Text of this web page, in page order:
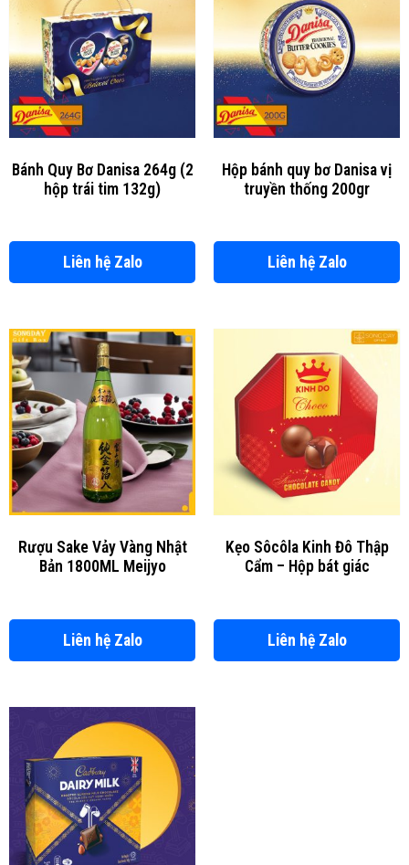
Bánh Quy Bơ Danisa 264g (2
hộp trái tim 132g)
Liên hệ Zalo
Hộp bánh quy bơ Danisa vị
truyền thống 200gr
Liên hệ Zalo
Rượu Sake Vảy Vàng Nhật
Bản 1800ML Meijyo
Liên hệ Zalo
Kẹo Sôcôla Kinh Đô Thập
Cẩm – Hộp bát giác
Liên hệ Zalo